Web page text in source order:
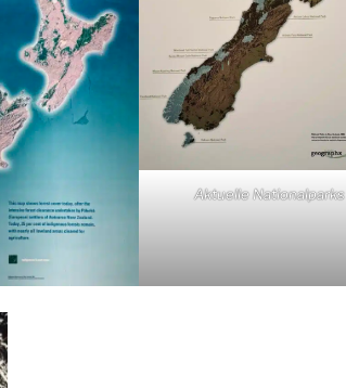
Aktuelle Nationalparks